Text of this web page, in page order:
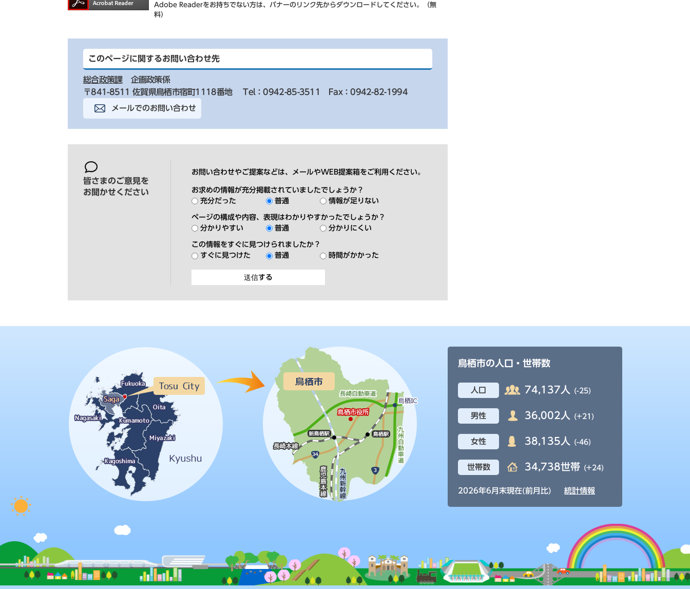
Adobe Readerをお持ちでない方は、バナーのリンク先からダウンロードしてください。（無
料）
このページに関するお問い合わせ先
総合政策課
企画政策係
〒841-8511 佐賀県鳥栖市宿町1118番地
Tel：0942-85-3511 Fax：0942-82-1994
メールでのお問い合わせ
皆さまのご意見を
お聞かせください
お問い合わせやご提案などは、メールやWEB提案箱をご利用ください。
お求めの情報が充分掲載されていましたでしょうか？
充分だった
普通 情報が足りない
ページの構成や内容、表現はわかりやすかったでしょうか？
分かりやすい
普通 分かりにくい
この情報をすぐに見つけられましたか？
すぐに見つけた
普通 時間がかかった
鳥栖市の人口・世帯数
人口 74,137人 (-25)
男性 36,002人 (+21)
女性 38,135人 (-46)
世帯数 34,738世帯 (+24)
2026年6月末現在(前月比) 統計情報